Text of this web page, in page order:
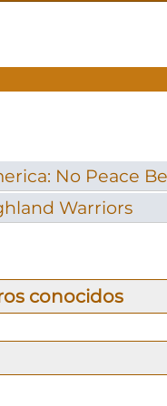
No Peace
Warriors
conocidos